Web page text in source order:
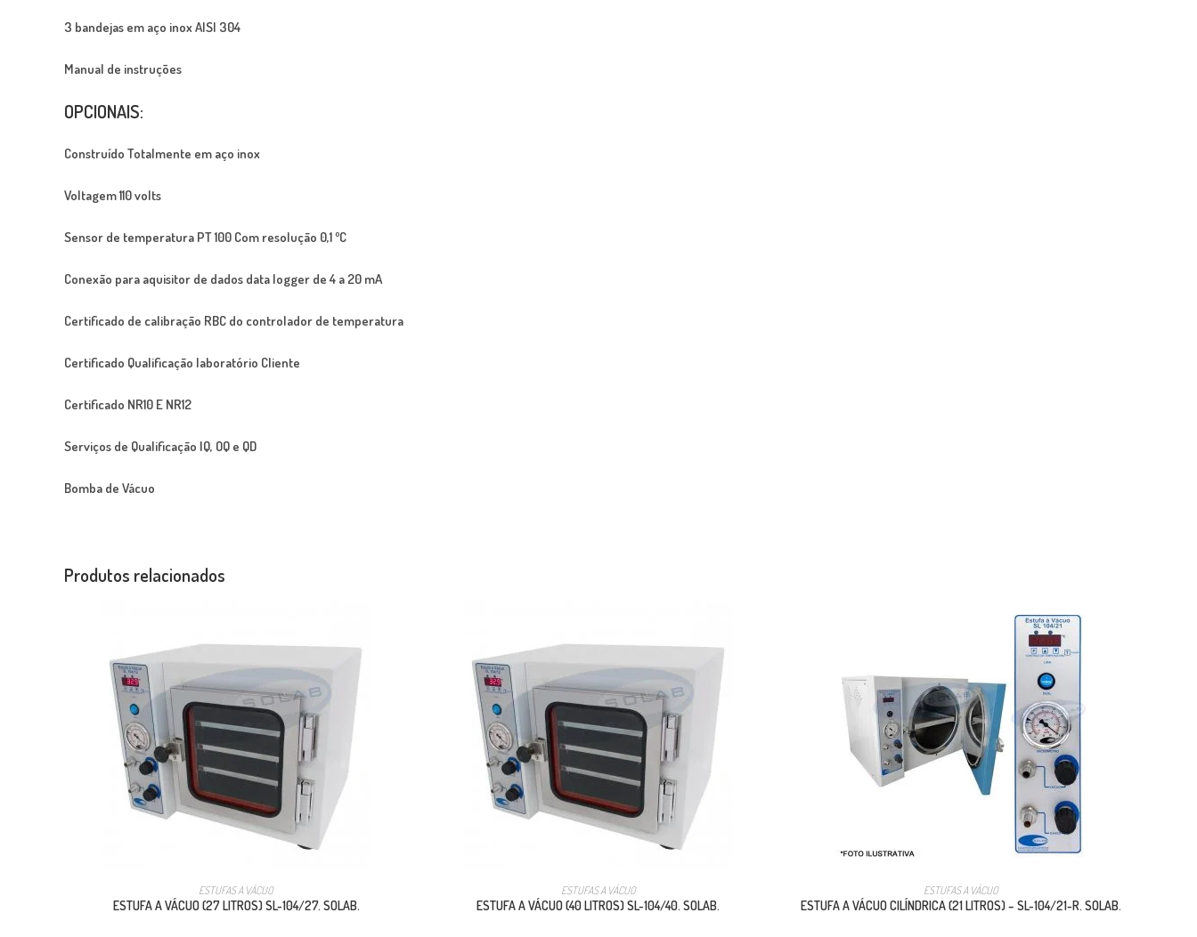
3 bandejas em aço inox AISI 304
Manual de instruções
OPCIONAIS:
Construído Totalmente em aço inox
Voltagem 110 volts
Sensor de temperatura PT 100 Com resolução 0,1 ºC
Conexão para aquisitor de dados data logger de 4 a 20 mA
Certificado de calibração RBC do controlador de temperatura
Certificado Qualificação laboratório Cliente
Certificado NR10 E NR12
Serviços de Qualificação IQ, OQ e QD
Bomba de Vácuo
Produtos relacionados
ESTUFAS A VÁCUO
ESTUFA A VÁCUO (27 LITROS) SL-104/27. SOLAB.
ESTUFAS A VÁCUO
ESTUFA A VÁCUO (40 LITROS) SL-104/40. SOLAB.
ESTUFAS A VÁCUO
ESTUFA A VÁCUO CILÍNDRICA (21 LITROS) – SL-104/21-R. SOLAB.